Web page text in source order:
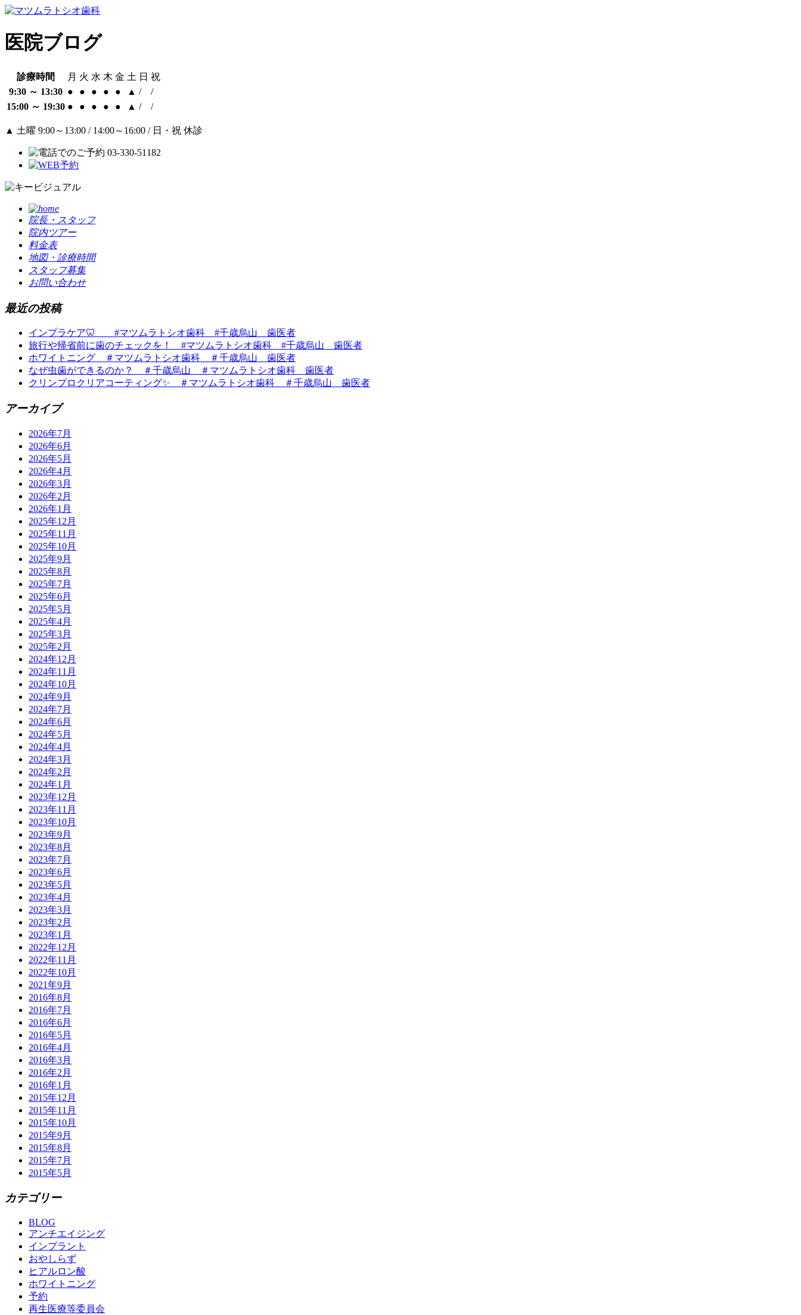
医院ブログ
診療時間 月 火 水 木 金 土 日 祝
9:30 ～ 13:30 ● ● ● ● ● ▲ /
/
15:00 ～ 19:30 ● ● ● ● ● ▲ / /
▲ 土曜 9:00～13:00 / 14:00～16:00 / 日・祝 休診
院長・スタッフ
院内ツアー
料金表
地図・診療時間
スタッフ募集
お問い合わせ
最近の投稿
インプラケア🦷 #マツムラトシオ歯科 #千歳烏山 歯医者
旅行や帰省前に歯のチェックを！ #マツムラトシオ歯科 #千歳烏山 歯医者
ホワイトニング ＃マツムラトシオ歯科 ＃千歳烏山 歯医者
なぜ虫歯ができるのか？ ＃千歳烏山 ＃マツムラトシオ歯科 歯医者
クリンプロクリアコーティング✨ ＃マツムラトシオ歯科 ＃千歳烏山 歯医者
アーカイブ
2026年7月
2026年6月
2026年5月
2026年4月
2026年3月
2026年2月
2026年1月
2025年12月
2025年11月
2025年10月
2025年9月
2025年8月
2025年7月
2025年6月
2025年5月
2025年4月
2025年3月
2025年2月
2024年12月
2024年11月
2024年10月
2024年9月
2024年7月
2024年6月
2024年5月
2024年4月
2024年3月
2024年2月
2024年1月
2023年12月
2023年11月
2023年10月
2023年9月
2023年8月
2023年7月
2023年6月
2023年5月
2023年4月
2023年3月
2023年2月
2023年1月
2022年12月
2022年11月
2022年10月
2021年9月
2016年8月
2016年7月
2016年6月
2016年5月
2016年4月
2016年3月
2016年2月
2016年1月
2015年12月
2015年11月
2015年10月
2015年9月
2015年8月
2015年7月
2015年5月
カテゴリー
BLOG
アンチエイジング
インプラント
おやしらず
ヒアルロン酸
ホワイトニング
予約
再生医療等委員会